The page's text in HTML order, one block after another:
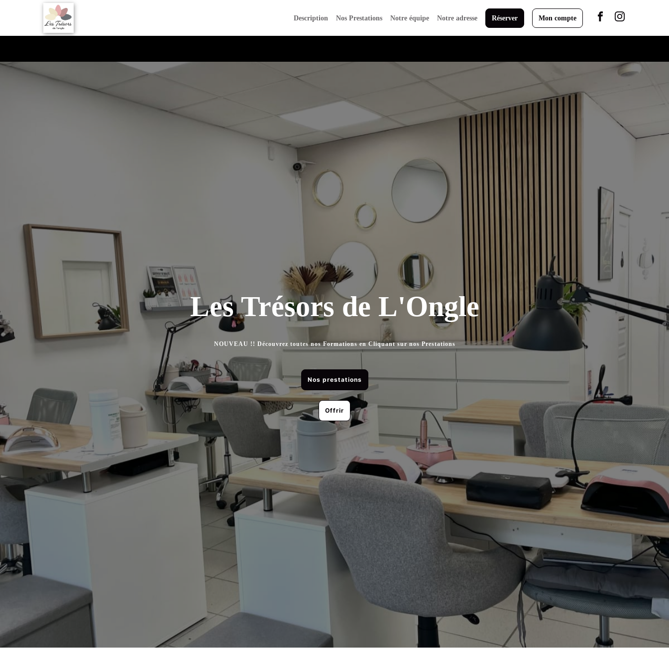
Description Nos Prestations Réserver
Notre équipe Mon compte
Notre adresse
Les Trésors de L'Ongle
NOUVEAU !! Découvrez toutes nos Formations en Cliquant sur nos Prestations
Nos prestations
Offrir